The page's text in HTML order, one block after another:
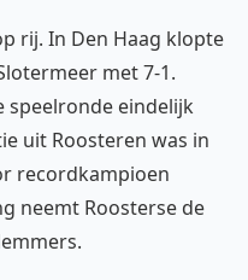
rij. In Den Haag klopte
met 7-1.
speelronde eindelijk
uit Roosteren was in
recordkampioen
neemt Roosterse de